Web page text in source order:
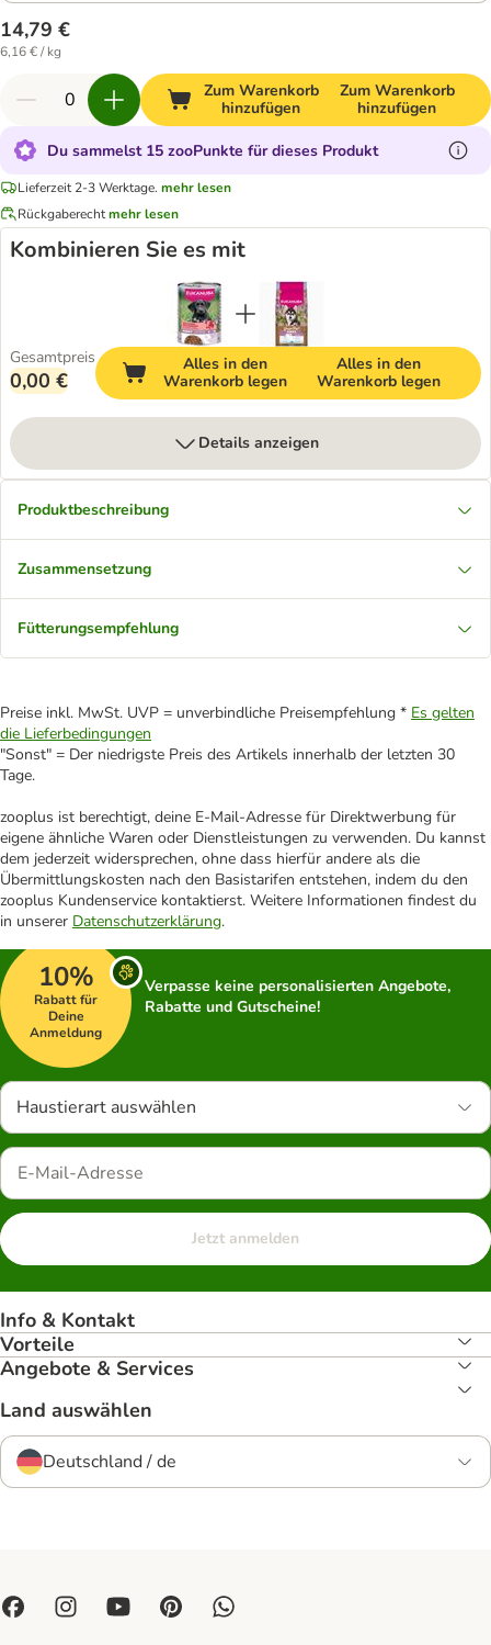
14,79 €
6,16 € / kg
Zum Warenkorb
hinzufügen
Zum Warenkorb
hinzufügen
Du sammelst 15 zooPunkte für dieses Produkt
Lieferzeit 2-3 Werktage. mehr lesen
Rückgaberechtmehr lesen
Kombinieren Sie es mit
Gesamtpreis
0,00 €
Alles in den
Warenkorb legen
Alles in den
Warenkorb legen
Details anzeigen
Produktbeschreibung
Zusammensetzung
Fütterungsempfehlung
Preise inkl. MwSt. UVP = unverbindliche Preisempfehlung * Es gelten
die Lieferbedingungen
"Sonst" = Der niedrigste Preis des Artikels innerhalb der letzten 30
Tage.
zooplus ist berechtigt, deine E-Mail-Adresse für Direktwerbung für
eigene ähnliche Waren oder Dienstleistungen zu verwenden. Du kannst
dem jederzeit widersprechen, ohne dass hierfür andere als die
Übermittlungskosten nach den Basistarifen entstehen, indem du den
zooplus Kundenservice kontaktierst. Weitere Informationen findest du
in unserer Datenschutzerklärung.
10%
Rabatt für
Deine
Anmeldung
Verpasse keine personalisierten Angebote,
Rabatte und Gutscheine!
Haustierart auswählen
Jetzt anmelden
Info & Kontakt
Vorteile
Angebote & Services
Land auswählen
Deutschland / de